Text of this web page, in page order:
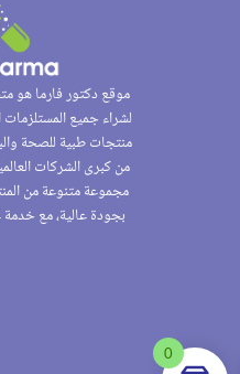
موقع دكتور فارما هو
لشراء جميع
منتجات طبية للصحة
من كبرى الشركات
مجموعة متنوعة من
بجودة عالية، مع خدمة
0